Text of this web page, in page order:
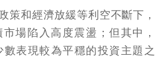
策和經濟放緩等利空不斷下，
場陷入高度震盪；但其中，
數表現較為平穩的投資主題之